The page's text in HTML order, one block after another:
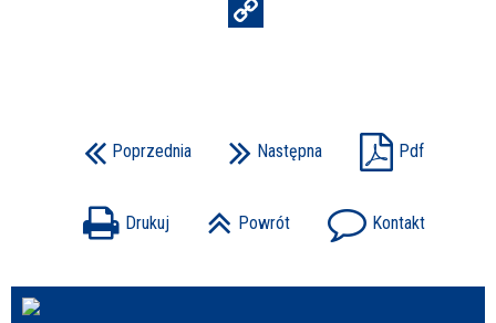
Poprzednia Następna Pdf
Drukuj Powrót Kontakt